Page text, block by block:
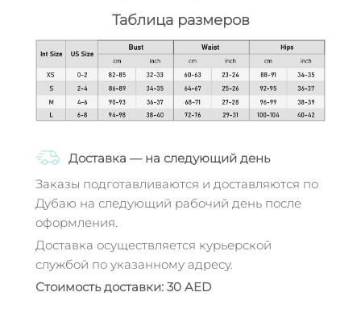
Таблица размеров
Доставка — на следующий день
Заказы подготавливаются и доставляются по
Дубаю на следующий рабочий день после
оформления.
Доставка осуществляется курьерской
службой по указанному адресу.
Стоимость доставки: 30 AED